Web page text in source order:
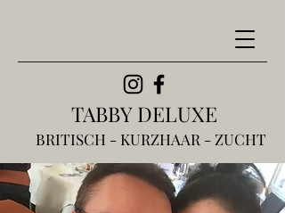
TABBY DELUXE
BRITISCH - KURZHAAR - ZUCHT